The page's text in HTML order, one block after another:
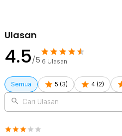
Ulasan
4.5/5 6 Ulasan
Semua 5 (3) 4 (2)
Cari Ulasan